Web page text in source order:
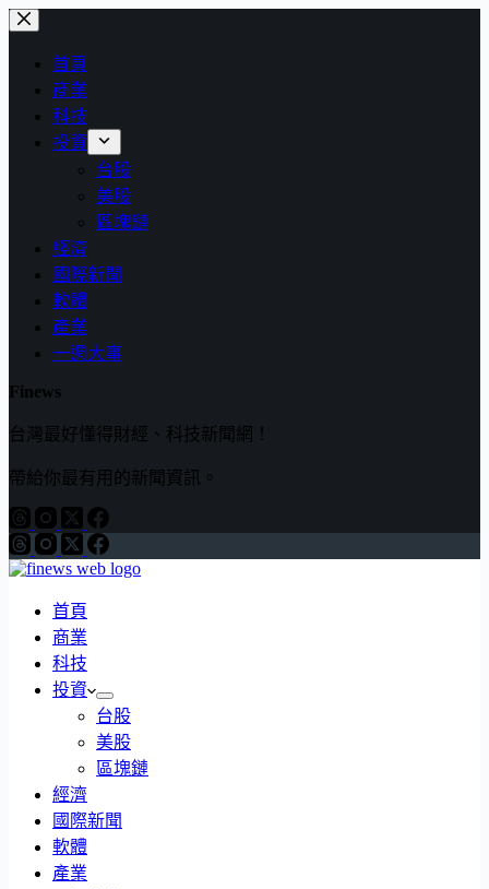
跳
首頁
商業
科技
投資
台股
美股
區塊鏈
經濟
國際新聞
軟體
產業
一週大事
Finews
台灣最好懂得財經、科技新聞網！
帶給你最有用的新聞資訊。
首頁
商業
科技
投資
台股
美股
區塊鏈
經濟
國際新聞
軟體
產業